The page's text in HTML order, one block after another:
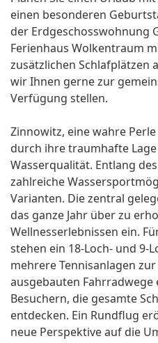
einen besonderen
der Erdgeschosswohnung
Ferienhaus Wolkentraum
zusätzlichen Schlafplätzen
wir Ihnen gerne zur
Verfügung stellen.
Zinnowitz, eine wahre
durch ihre traumhafte
Wasserqualität. Entlang
zahlreiche
Varianten. Die zentral
das ganze Jahr über zu
Wellnesserlebnissen ein.
stehen ein 18-Loch- und 9-
mehrere Tennisanlagen
ausgebauten Fahrradwege
Besuchern, die gesamte
entdecken. Ein Rundflug
neue Perspektive auf die